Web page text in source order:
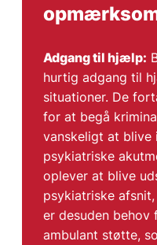
Adgang til hjælp:
hurtig adgang til
situationer. De
for at begå
vanskeligt at blive
psykiatriske
oplever at blive
psykiatriske
er desuden
ambulant støtte,